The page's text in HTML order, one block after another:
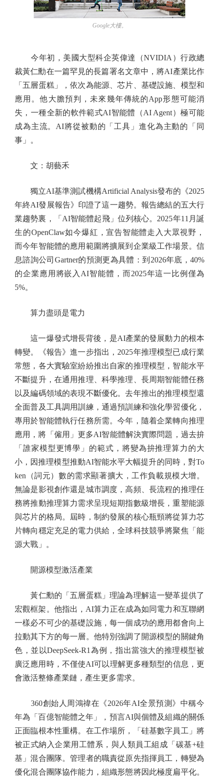
Google大樓。
今年初，美國大型科企英偉達（NVIDIA）行政總
裁黃仁勳在一篇罕見的長篇署名文章中，將AI產業比作
「五層蛋糕」，依次為能源、芯片、基礎設施、模型和
應用。他大膽預判，未來幾年傳統的App形態可能消
失，一種全新的軟件範式AI智能體（AI Agent）極可能
成為主流。AI將從被動的「工具」進化為主動的「同
事」。
文：胡藝禾
獨立AI基準測試機構Artificial Analysis發布的《2025
年終AI發展報告》印證了這一趨勢。報告總結的五大行
業趨勢裏，「AI智能體起飛」位列核心。2025年11月誕
生的OpenClaw如今爆紅，宣告智能體走入大眾視野，
而今年智能體的應用範圍將擴展到企業級工作場景。信
息諮詢公司Gartner的預測更為具體：到2026年底，40%
的企業應用將嵌入AI智能體，而2025年這一比例僅為
5%。
算力盡頭是電力
這一爆發式增長背後，是AI產業的發展動力的根本
轉變。《報告》進一步指出，2025年推理模型已成行業
常態，各大實驗室紛紛推出自家的推理模型，智能水平
不斷提升，在通用推理、科學推理、長周期智能體任務
以及編碼領域的表現不斷優化。去年推出的推理模型還
全面普及工具調用訓練，通過預訓練和強化學習優化，
專用於智能體執行任務所需。今年，隨着企業轉向推理
應用，將「僱用」更多AI智能體解決實際問題，過去拚
「誰家模型更博學」的範式，將變為拚推理算力的大
小，因推理模型推動AI智能水平大幅提升的同時，對To
ken（詞元）數的需求顯著擴大，工作負載規模大增。
無論是影視創作還是城市調度，高頻、長流程的推理任
務將推動推理算力需求呈現短期指數級增長，重塑能源
與芯片的格局。屆時，制約發展的核心瓶頸將從算力芯
片轉向穩定充足的電力供給，全球科技競爭將聚焦「能
源大戰」。
開源模型激活產業
黃仁勳的「五層蛋糕」理論為理解這一變革提供了
宏觀框架。他指出，AI算力正在成為如同電力和互聯網
一樣必不可少的基礎設施，每一個成功的應用都會向上
拉動其下方的每一層。他特別強調了開源模型的關鍵角
色，並以DeepSeek-R1為例，指出當強大的推理模型被
廣泛應用時，不僅使AI可以理解更多種類型的信息，更
會激活整條產業鏈，產生更多需求。
360創始人周鴻禕在《2026年AI全景預測》中稱今
年為「百億智能體之年」，預言AI與個體及組織的關係
正面臨根本性重構。在工作場所，「硅基數字員工」將
被正式納入企業用工體系，與人類員工組成「碳基+硅
基」混合團隊。管理者的職責從原先指揮員工，轉變為
優化混合團隊協作能力，組織形態將因此極度扁平化。